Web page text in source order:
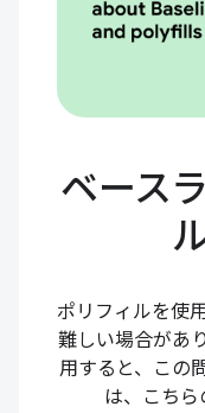
ベース
ポリフィルを使
難しい場合があ
用すると、この
は、こちら